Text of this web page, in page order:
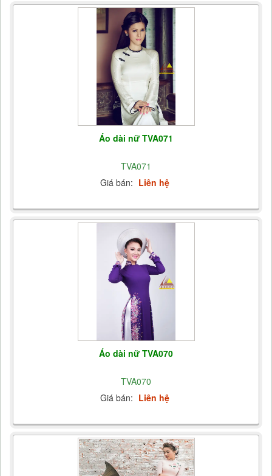
Áo dài nữ TVA071
TVA071
Giá bán: Liên hệ
Áo dài nữ TVA070
TVA070
Giá bán: Liên hệ